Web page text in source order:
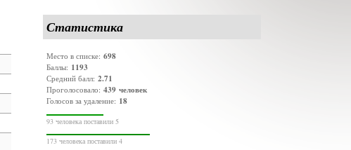
Статистика
Место в списке: 698
Баллы: 1193
Средний балл: 2.71
Проголосовало: 439 человек
Голосов за удаление: 18
93 человека поставили 5
173 человека поставили 4